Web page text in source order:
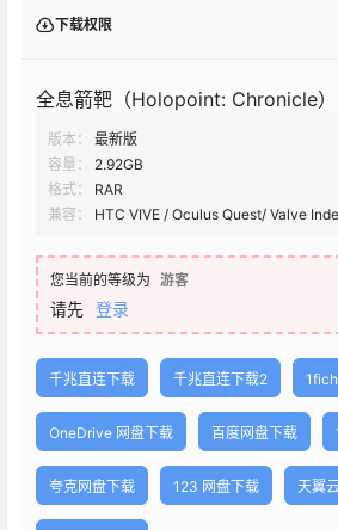
下载权限
全息箭靶（Holopoint: Chronicle）
版本：
最新版
容量：
2.92GB
格式：
RAR
兼容：
HTC VIVE / Oculus Quest/ Valve
您当前的等级为 游客
请先 登录
千兆直连下载 千兆直连下载2
OneDrive 网盘下载 百度网盘下载
夸克网盘下载 123 网盘下载 天翼